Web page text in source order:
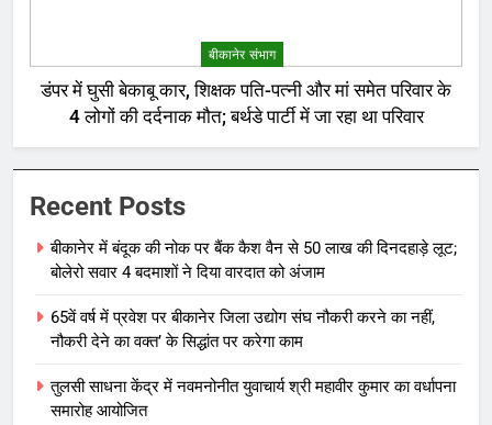
बीकानेर संभाग
डंपर में घुसी बेकाबू कार, शिक्षक पति-पत्नी और मां समेत परिवार के
4 लोगों की दर्दनाक मौत; बर्थडे पार्टी में जा रहा था परिवार
Recent Posts
बीकानेर में बंदूक की नोक पर बैंक कैश वैन से 50 लाख की दिनदहाड़े लूट;
बोलेरो सवार 4 बदमाशों ने दिया वारदात को अंजाम
65वें वर्ष में प्रवेश पर बीकानेर जिला उद्योग संघ नौकरी करने का नहीं,
नौकरी देने का वक्त’ के सिद्धांत पर करेगा काम
तुलसी साधना केंद्र में नवमनोनीत युवाचार्य श्री महावीर कुमार का वर्धापना
समारोह आयोजित